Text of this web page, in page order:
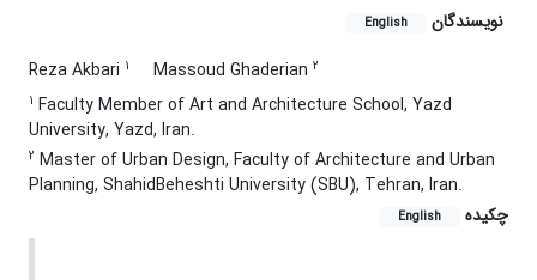
نویسندگان English
Reza Akbari 1 Massoud Ghaderian 2
1 Faculty Member of Art and Architecture School, Yazd
University, Yazd, Iran.
2 Master of Urban Design, Faculty of Architecture and Urban
Planning, ShahidBeheshti University (SBU), Tehran, Iran.
چکیده
English